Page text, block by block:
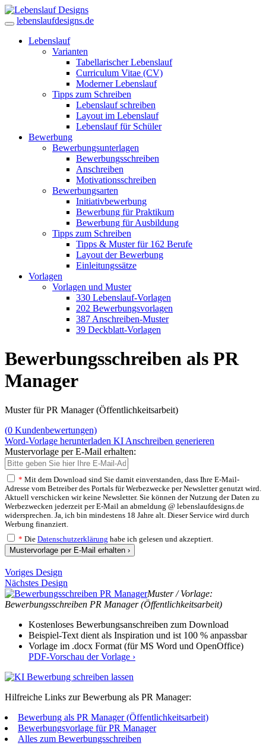
lebenslaufdesigns.de
Lebenslauf
Varianten
Tabellarischer Lebenslauf
Curriculum Vitae (CV)
Moderner Lebenslauf
Tipps zum Schreiben
Lebenslauf schreiben
Layout im Lebenslauf
Lebenslauf für Schüler
Bewerbung
Bewerbungsunterlagen
Bewerbungsschreiben
Anschreiben
Motivationsschreiben
Bewerbungsarten
Initiativbewerbung
Bewerbung für Praktikum
Bewerbung für Ausbildung
Tipps zum Schreiben
Tipps & Muster für 162 Berufe
Layout der Bewerbung
Einleitungssätze
Vorlagen
Vorlagen und Muster
330 Lebenslauf-Vorlagen
202 Bewerbungsvorlagen
387 Anschreiben-Muster
39 Deckblatt-Vorlagen
Bewerbungsschreiben als PR
Manager
Muster für PR Manager (Öffentlichkeitsarbeit)
(0 Kundenbewertungen)
Word-Vorlage herunterladen KI Anschreiben generieren
Mustervorlage per E-Mail erhalten:
* Mit dem Download sind Sie damit einverstanden, dass Ihre E-Mail-
Adresse vom Betreiber des Portals für Werbezwecke per Newsletter genutzt wird.
Aktuell verschicken wir keine Newsletter. Sie können der Nutzung der Daten zu
Werbezwecken jederzeit per E-Mail an abmeldung @ lebenslaufdesigns.de
widersprechen. Ja, ich bin mindestens 18 Jahre alt. Dieser Service wird durch
Werbung finanziert.
* Die Datenschutzerklärung habe ich gelesen und akzeptiert.
Mustervorlage per E-Mail erhalten ›
Voriges Design
Nächstes Design
Muster / Vorlage:
Bewerbungsschreiben PR Manager (Öffentlichkeitsarbeit)
Kostenloses Bewerbungsanschreiben zum Download
Beispiel-Text dient als Inspiration und ist 100 % anpassbar
Vorlage im .docx Format (für MS Word und OpenOffice)
PDF-Vorschau der Vorlage ›
Hilfreiche Links zur Bewerbung als PR Manager:
Bewerbung als PR Manager (Öffentlichkeitsarbeit)
Bewerbungsvorlage für PR Manager
Alles zum Bewerbungsschreiben